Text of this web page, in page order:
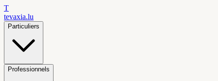
T
tevaxia.lu
Particuliers
Professionnels